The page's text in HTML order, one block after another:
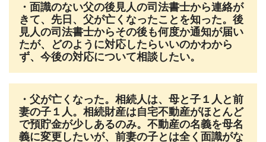
・面識のない父の後見人の司法書士から連絡が
きて、先日、父が亡くなったことを知った。後
見人の司法書士からその後も何度か通知が届い
たが、どのように対応したらいいのかわから
ず、今後の対応について相談したい。
・父が亡くなった。相続人は、母と子１人と前
妻の子１人。相続財産は自宅不動産がほとんど
で預貯金が少しあるのみ。不動産の名義を母名
義に変更したいが、前妻の子とは全く面識がな